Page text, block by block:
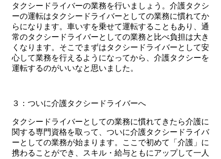
タクシードライバーの業務を行いましょう。介護タクシ
ーの運転はタクシードライバーとしての業務に慣れてか
らになります。車いすを乗せて運転することもあり、通
常のタクシードライバーとしての業務と比べ負担は大き
くなります。そこでまずはタクシードライバーとして安
心して業務を行えるようになってから、介護タクシーを
運転するのがいいなと思いました。
３：ついに介護タクシードライバーへ
タクシードライバーとしての業務に慣れてきたら介護に
関する専門資格を取って、ついに介護タクシードライバ
ーとしての業務が始まります。ここで初めて「介護」に
携わることができ、スキル・給与ともにアップして一人